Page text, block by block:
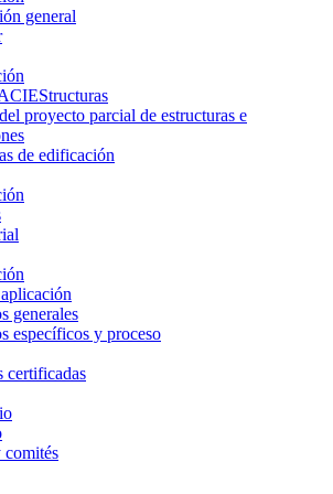
general
proyecto parcial de estructuras e
de edificación
generales
específicos y proceso
certificadas
comités